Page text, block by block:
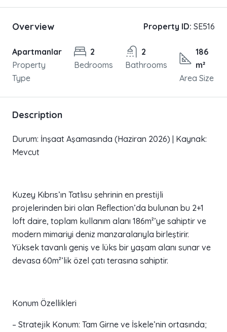
Overview Property ID: SE516
Apartmanlar
Property
Type
2
Bedrooms
2
Bathrooms
186
m²
Area Size
Description
Durum: İnşaat Aşamasında (Haziran 2026) | Kaynak:
Mevcut
Kuzey Kıbrıs’ın Tatlısu şehrinin en prestijli
projelerinden biri olan Reflection’da bulunan bu 2+1
loft daire, toplam kullanım alanı 186m²’ye sahiptir ve
modern mimariyi deniz manzaralarıyla birleştirir.
Yüksek tavanlı geniş ve lüks bir yaşam alanı sunar ve
devasa 60m²’lik özel çatı terasına sahiptir.
Konum Özellikleri
– Stratejik Konum: Tam Girne ve İskele’nin ortasında;